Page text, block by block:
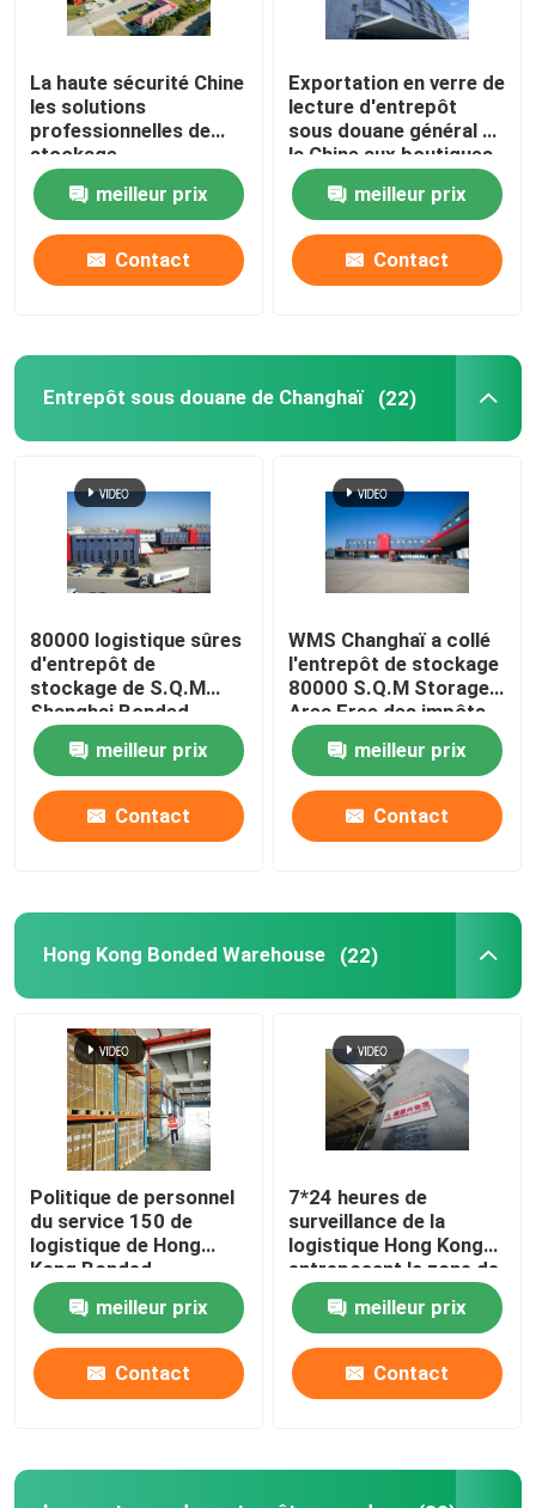
À la maison
À propos de nous
Visite de l'usine
Contrôle de la qualité
Nous contacter
Nouvelles
Demandez un devis
La haute sécurité Chine
les solutions
professionnelles de
stockage
d'importation
d'entrepôt sous
douane
meilleur prix
Contact
Exportation en verre de
lecture d'entrepôt
sous douane général de
la Chine aux boutiques
hors taxe d'aéroport
meilleur prix
Contact
Entrepôt sous douane de Changhaï (22)
80000 logistique sûres
d'entrepôt de
stockage de S.Q.M
Shanghai Bonded
Warehouse exemptes
du fax meilleur prix
Contact
WMS Changhaï a collé
l'entrepôt de stockage
80000 S.Q.M Storage
Area Free des impôts
meilleur prix
Contact
Hong Kong Bonded Warehouse (22)
Politique de personnel
du service 150 de
logistique de Hong
Kong Bonded
Warehouse
International de
sélection et de paquet
meilleur prix
Contact
7*24 heures de
surveillance de la
logistique Hong Kong
entreposant la zone de
stockage 80000s.Q.M
meilleur prix
Contact